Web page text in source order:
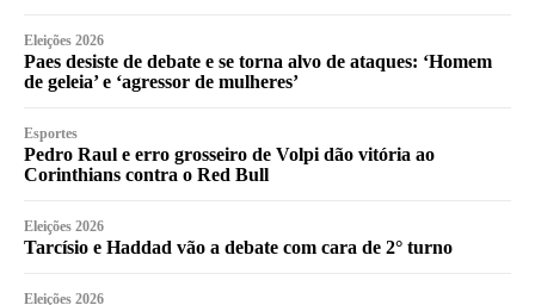
Eleições 2026
Paes desiste de debate e se torna alvo de ataques: ‘Homem
de geleia’ e ‘agressor de mulheres’
Esportes
Pedro Raul e erro grosseiro de Volpi dão vitória ao
Corinthians contra o Red Bull
Eleições 2026
Tarcísio e Haddad vão a debate com cara de 2° turno
Eleições 2026